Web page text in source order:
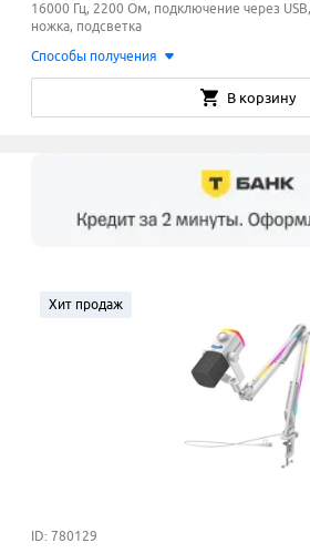
16000 Гц, 2200 Ом, подключение через
ножка, подсветка
Способы получения
В корзину
Хит продаж
ID: 780129